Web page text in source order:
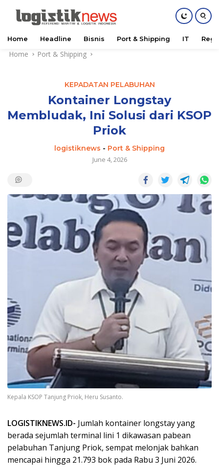
Skip
Home Headline Bisnis Port & Shipping IT
Home Port & Shipping
KEPADATAN PELABUHAN
Kontainer Longstay
Membludak, Ini Solusi dari KSOP
Priok
logistiknews - Port & Shipping
June 4, 2026
Kepala KSOP Tanjung Priok, Heru Susanto.
LOGISTIKNEWS.ID- Jumlah kontainer longstay yang
berada sejumlah terminal lini 1 dikawasan pabean
pelabuhan Tanjung Priok, sempat melonjak bahkan
mencapai hingga 21.793 bok pada Rabu 3 Juni 2026.